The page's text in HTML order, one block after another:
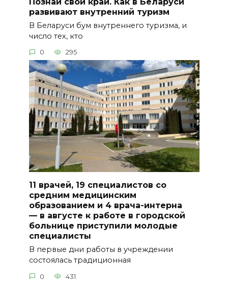
развивают внутренний туризм
В Беларуси бум внутреннего туризма, и
число тех, кто
0 295
11 врачей, 19 специалистов со
средним медицинским
образованием и 4 врача-интерна
— в августе к работе в городской
больнице приступили молодые
специалисты
В первые дни работы в учреждении
состоялась традиционная
0 431